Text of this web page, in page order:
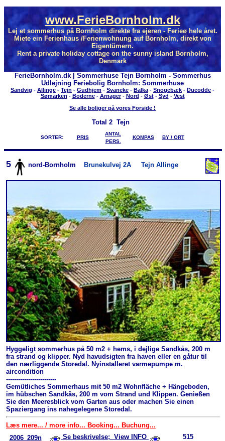
www.FerieBornholm.dk
Lej et sommerhus på Bornholm direkte fra ejeren - Ferieø hele året.
Miete ein Ferienhaus /Ferienwohnung auf Bornholm, direkt von
Eigentümern.
Rent a private holiday cottage on the sunny island Bornholm,
Denmark
FerieBornholm.dk | Sommerhuse Tejn Bornholm - Sommerhus
Udlejning Feriebolig Bornholm: Sommerhuse
Sandvig - Allinge - Tejn - Gudhjem - Svaneke - Balka - Snogebæk - Dueodde -
Sømarken - Boderne- Arnager- Nord - Øst- Syd - Vest
Se alle boliger på vores Forside !
Total 2 Tejn
SORTER: PRIS
ANTAL
PERS.
KOMPAS BY / ORT
5 nord-Bornholm Brunekulvej 2A Tejn Allinge
Hyggeligt sommerhus på 50 m2 + hems, i dejlige Sandkås, 200 m
fra strand og klipper. Nyd havudsigten fra haven eller en gåtur til
den nærliggende Storedal. Nyinstalleret varmepumpe m.
aircondition
-------------------------
Gemütliches Sommerhaus mit 50 m2 Wohnfläche + Hängeboden,
im hübschen Sandkås, 200 m vom Strand und Klippen. Genießen
Sie den Meeresblick vom Garten aus oder machen Sie einen
Spaziergang ins nahegelegene Storedal.
Læs mere... / more info... Booking... Buchung...
2006_209n
Se beskrivelse; View INFO 515